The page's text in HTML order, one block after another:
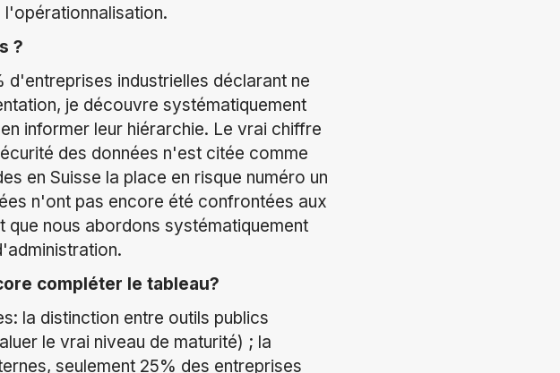
l'opérationnalisation.
?
d'entreprises industrielles déclarant ne
je découvre systématiquement
informer leur hiérarchie. Le vrai chiffre
des données n'est citée comme
en Suisse la place en risque numéro un
n'ont pas encore été confrontées aux
nous abordons systématiquement
compléter le tableau?
la distinction entre outils publics
le vrai niveau de maturité) ; la
seulement 25% des entreprises